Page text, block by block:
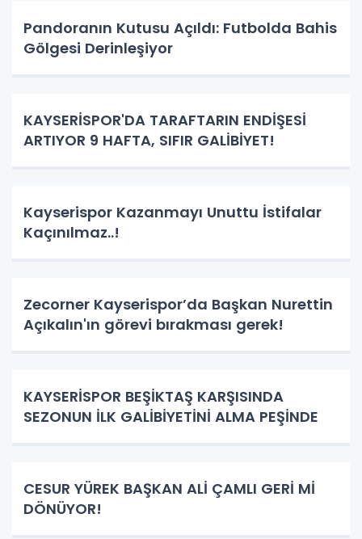
Pandoranın Kutusu Açıldı: Futbolda Bahis
Gölgesi Derinleşiyor
KAYSERİSPOR'DA TARAFTARIN ENDİŞESİ
ARTIYOR 9 HAFTA, SIFIR GALİBİYET!
Kayserispor Kazanmayı Unuttu İstifalar
Kaçınılmaz..!
Zecorner Kayserispor’da Başkan Nurettin
Açıkalın'ın görevi bırakması gerek!
KAYSERİSPOR BEŞİKTAŞ KARŞISINDA
SEZONUN İLK GALİBİYETİNİ ALMA PEŞİNDE
CESUR YÜREK BAŞKAN ALİ ÇAMLI GERİ Mİ
DÖNÜYOR!